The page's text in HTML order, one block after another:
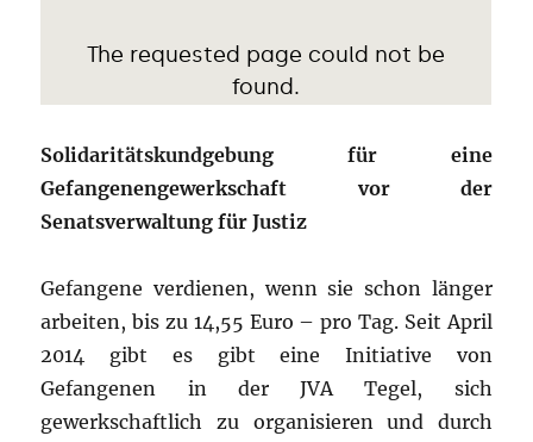
Solidaritätskundgebung für eine
Gefangenengewerkschaft vor der
Senatsverwaltung für Justiz
Gefangene verdienen, wenn sie schon länger
arbeiten, bis zu 14,55 Euro – pro Tag. Seit April
2014 gibt es gibt eine Initiative von
Gefangenen in der JVA Tegel, sich
gewerkschaftlich zu organisieren und durch